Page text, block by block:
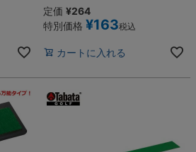
定価 ¥264
特別価格 ¥163税込
カートに入れる